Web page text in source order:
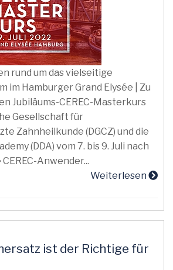
rund um das vielseitige
im Hamburger Grand Elysée | Zu
Jubiläums-CEREC-Masterkurs
Gesellschaft für
Zahnheilkunde (DGCZ) und die
(DDA) vom 7. bis 9. Juli nach
Anwender...
Weiterlesen
ist der Richtige für